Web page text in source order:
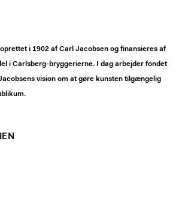
i 1902 af Carl Jacobsen og finansieres af
i Carlsberg-bryggerierne. I dag arbejder fondet
vision om at gøre kunsten tilgængelig